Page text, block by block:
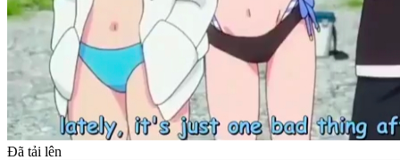
Đã tải lên